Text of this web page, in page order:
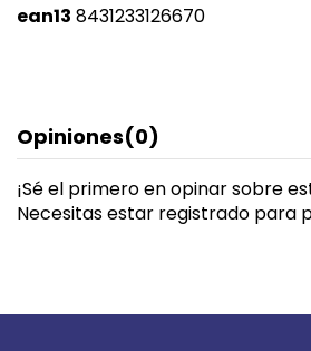
ean13 8431233126670
Opiniones(0)
¡Sé el primero en opinar sobre
Necesitas estar registrado para